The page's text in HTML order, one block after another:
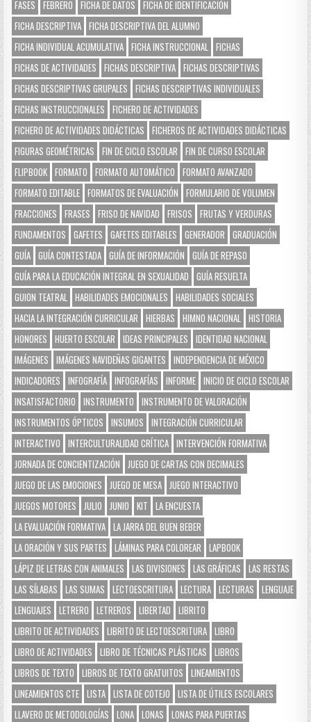
FASES
FEBRERO FICHA DE DATOS
FICHA DE IDENTIFICACIÓN
FICHA DESCRIPTIVA FICHA DESCRIPTIVA DEL ALUMNO
FICHA INDIVIDUAL ACUMULATIVA FICHA INSTRUCCIONAL
FICHAS
FICHAS DE ACTIVIDADES
FICHAS DESCRIPTIVA FICHAS DESCRIPTIVAS
FICHAS DESCRIPTIVAS GRUPALES
FICHAS DESCRIPTIVAS INDIVIDUALES
FICHAS INSTRUCCIONALES
FICHERO DE ACTIVIDADES
FICHERO DE ACTIVIDADES DIDÁCTICAS
FICHEROS DE ACTIVIDADES DIDÁCTICAS
FIGURAS GEOMÉTRICAS
FIN DE CICLO ESCOLAR
FIN DE CURSO ESCOLAR
FLIPBOOK FORMATO FORMATO AUTOMÁTICO
FORMATO AVANZADO
FORMATO EDITABLE FORMATOS DE EVALUACIÓN
FORMULARIO DE VOLUMEN
FRACCIONES
FRASES FRISO DE NAVIDAD FRISOS
FRUTAS Y VERDURAS
FUNDAMENTOS
GAFETES GAFETES EDITABLES GENERADOR
GRADUACIÓN
GUÍA GUÍA CONTESTADA GUÍA DE INFORMACIÓN
GUÍA DE REPASO
GUÍA PARA LA EDUCACIÓN INTEGRAL EN SEXUALIDAD
GUÍA RESUELTA
GUION TEATRAL
HABILIDADES EMOCIONALES
HABILIDADES SOCIALES
HACIA LA INTEGRACIÓN CURRICULAR
HIERBAS HIMNO NACIONAL
HISTORIA
HONORES
HUERTO ESCOLAR IDEAS PRINCIPALES
IDENTIDAD NACIONAL
IMÁGENES
IMÁGENES NAVIDEÑAS GIGANTES
INDEPENDENCIA DE MÉXICO
INDICADORES
INFOGRAFÍA INFOGRAFÍAS INFORME INICIO DE CICLO ESCOLAR
INSATISFACTORIO
INSTRUMENTO
INSTRUMENTO DE VALORACIÓN
INSTRUMENTOS ÓPTICOS
INSUMOS
INTEGRACIÓN CURRICULAR
INTERACTIVO
INTERCULTURALIDAD CRÍTICA INTERVENCIÓN FORMATIVA
JORNADA DE CONCIENTIZACIÓN
JUEGO DE CARTAS CON DECIMALES
JUEGO DE LAS EMOCIONES
JUEGO DE MESA JUEGO INTERACTIVO
JUEGOS MOTORES
JULIO JUNIO KIT
LA ENCUESTA
LA EVALUACIÓN FORMATIVA LA JARRA DEL BUEN BEBER
LA ORACIÓN Y SUS PARTES
LÁMINAS PARA COLOREAR
LAPBOOK
LÁPIZ DE LETRAS CON ANIMALES
LAS DIVISIONES LAS GRÁFICAS
LAS RESTAS
LAS SÍLABAS
LAS SUMAS LECTOESCRITURA LECTURA LECTURAS
LENGUAJE
LENGUAJES
LETRERO LETREROS LIBERTAD
LIBRITO
LIBRITO DE ACTIVIDADES
LIBRITO DE LECTOESCRITURA LIBRO
LIBRO DE ACTIVIDADES
LIBRO DE TÉCNICAS PLÁSTICAS
LIBROS
LIBROS DE TEXTO
LIBROS DE TEXTO GRATUITOS
LINEAMIENTOS
LINEAMIENTOS CTE LISTA LISTA DE COTEJO
LISTA DE ÚTILES ESCOLARES
LLAVERO DE METODOLOGÍAS
LONA LONAS
LONAS PARA PUERTAS